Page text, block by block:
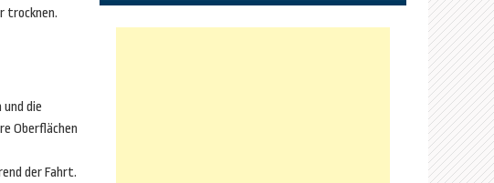
trocknen.
die
Oberflächen
der Fahrt.